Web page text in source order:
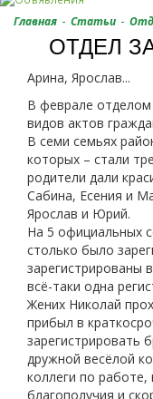
Главная - Статьи -
ОТДЕЛ
Арина, Ярослав...
В феврале отделом
видов актов
В семи семьях
которых – стали
родители дали
Сабина, Есения и
Ярослав и Юрий.
На 5 официальных
столько было
зарегистрированы
всё-таки одна
Жених Николай
прибыл в
дружной весёлой
коллеги по
благополучия и